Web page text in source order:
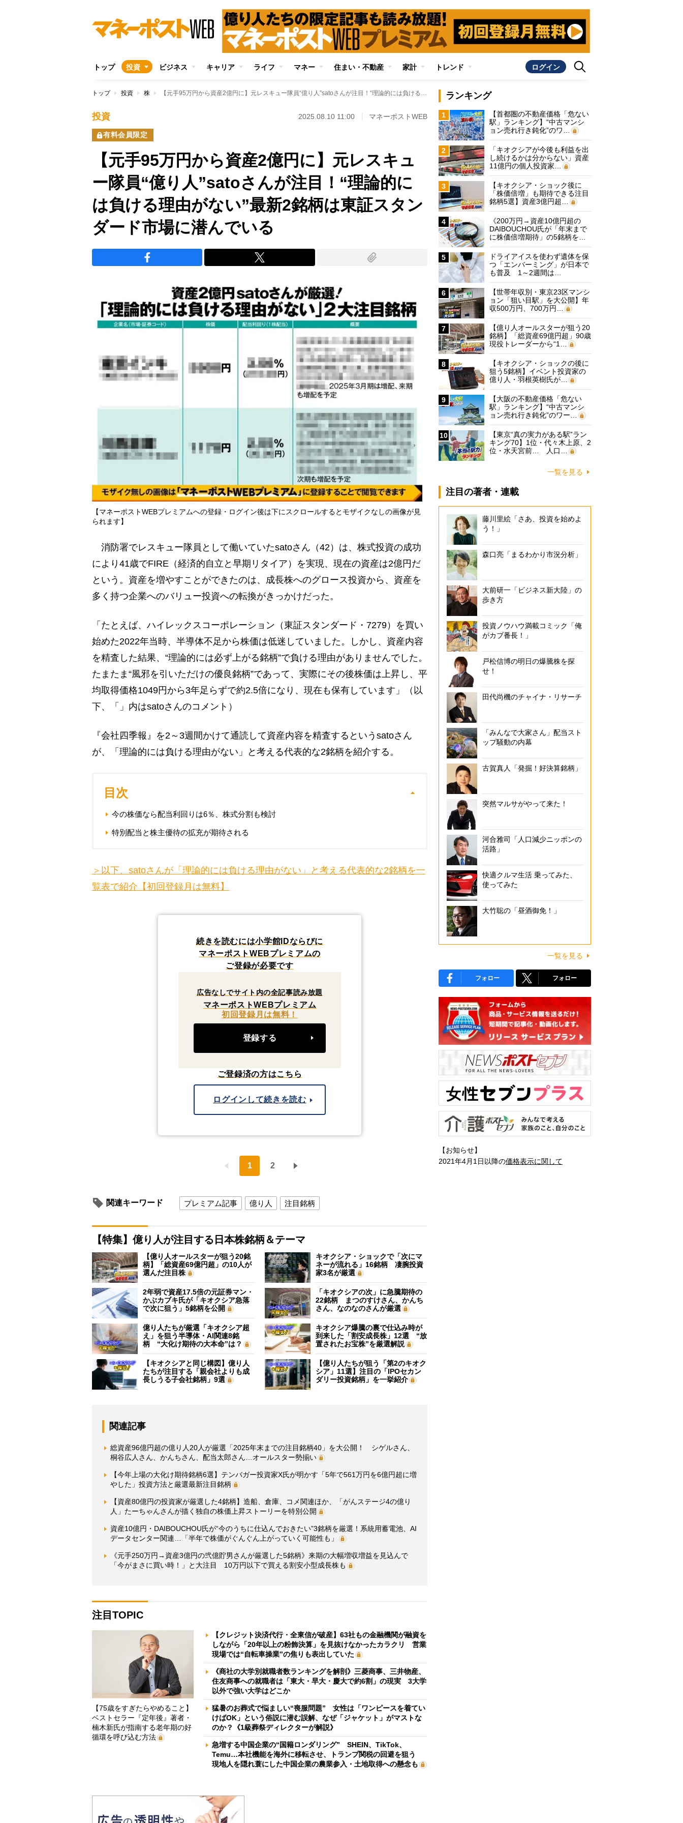
トップ 投資 ビジネス キャリア ライフ マネー 住まい・不動産 家計 トレンド ログイン
トップ 投資 株 【元手95万円から資産2億円に】元レスキュー隊員“億り人”satoさんが注目！“理論的には負ける理由がない”最新2銘柄は東証スタンダード市場に潜んでいる
投資 2025.08.10 11:00 マネーポストWEB
有料会員限定
【元手95万円から資産2億円に】元レスキュ
ー隊員“億り人”satoさんが注目！“理論的に
は負ける理由がない”最新2銘柄は東証スタン
ダード市場に潜んでいる
【マネーポストWEBプレミアムへの登録・ログイン後は下にスクロールするとモザイクなしの画像が見
られます】
消防署でレスキュー隊員として働いていたsatoさん（42）は、株式投資の成功
により41歳でFIRE（経済的自立と早期リタイア）を実現、現在の資産は2億円だ
という。資産を増やすことができたのは、成長株へのグロース投資から、資産を
多く持つ企業へのバリュー投資への転換がきっかけだった。
「たとえば、ハイレックスコーポレーション（東証スタンダード・7279）を買い
始めた2022年当時、半導体不足から株価は低迷していました。しかし、資産内容
を精査した結果、“理論的には必ず上がる銘柄”で負ける理由がありませんでした。
たまたま“風邪を引いただけの優良銘柄”であって、実際にその後株価は上昇し、平
均取得価格1049円から3年足らずで約2.5倍になり、現在も保有しています」（以
下、「」内はsatoさんのコメント）
『会社四季報』を2～3週間かけて通読して資産内容を精査するというsatoさん
が、「理論的には負ける理由がない」と考える代表的な2銘柄を紹介する。
目次
今の株価なら配当利回りは6％、株式分割も検討
特別配当と株主優待の拡充が期待される
＞以下、satoさんが「理論的には負ける理由がない」と考える代表的な2銘柄を一
覧表で紹介【初回登録月は無料】
続きを読むには小学館IDならびに
マネーポストWEBプレミアムの
ご登録が必要です
広告なしでサイト内の全記事読み放題
マネーポストWEBプレミアム
初回登録月は無料！
登録する
ご登録済の方はこちら
ログインして続きを読む
1 2
関連キーワード プレミアム記事 億り人 注目銘柄
【特集】億り人が注目する日本株銘柄＆テーマ
【億り人オールスターが狙う20銘
柄】「総資産69億円超」の10人が
選んだ注目株
キオクシア・ショックで「次にマ
ネーが流れる」16銘柄 凄腕投資
家3名が厳選
2年弱で資産17.5倍の元証券マン・
かぶカブキ氏が「キオクシア急落
で次に狙う」5銘柄を公開
「キオクシアの次」に急騰期待の
22銘柄 まつのすけさん、かんち
さん、なのなのさんが厳選
億り人たちが厳選「キオクシア超
え」を狙う半導体・AI関連8銘
柄 “大化け期待の大本命”は？
キオクシア爆騰の裏で仕込み時が
到来した「割安成長株」12選 “放
置されたお宝株”を厳選解説
【キオクシアと同じ構図】億り人
たちが注目する「親会社よりも成
長しうる子会社銘柄」9選
【億り人たちが狙う「第2のキオク
シア」11選】注目の「IPOセカン
ダリー投資銘柄」を一挙紹介
関連記事
総資産96億円超の億り人20人が厳選「2025年末までの注目銘柄40」を大公開！ シゲルさん、
桐谷広人さん、かんちさん、配当太郎さん…オールスター勢揃い
【今年上場の大化け期待銘柄6選】テンバガー投資家X氏が明かす「5年で561万円を6億円超に増
やした」投資方法と厳選最新注目銘柄
【資産80億円の投資家が厳選した4銘柄】造船、倉庫、コメ関連ほか、「がんステージ4の億り
人」たーちゃんさんが描く独自の株価上昇ストーリーを特別公開
資産10億円・DAIBOUCHOU氏が“今のうちに仕込んでおきたい”3銘柄を厳選！系統用蓄電池、AI
データセンター関連…「半年で株価がぐんぐん上がっていく可能性も」
《元手250万円→資産3億円の弐億貯男さんが厳選した5銘柄》来期の大幅増収増益を見込んで
「今がまさに買い時！」と大注目 10万円以下で買える割安小型成長株も
注目TOPIC
【75歳をすぎたらやめること】
ベストセラー『定年後』著者・
楠木新氏が指南する老年期の好
循環を呼び込む方法
【クレジット決済代行・全東信が破産】63社もの金融機関が融資を
しながら「20年以上の粉飾決算」を見抜けなかったカラクリ 営業
現場では“自転車操業”の焦りも表出していた
《商社の大学別就職者数ランキングを解剖》三菱商事、三井物産、
住友商事への就職者は「東大・早大・慶大で約6割」の現実 3大学
以外で強い大学はどこか
猛暑のお葬式で悩ましい“喪服問題” 女性は「ワンピースを着てい
けばOK」という俗説に潜む誤解、なぜ「ジャケット」がマストな
のか？《1級葬祭ディレクターが解説》
急増する中国企業の“国籍ロンダリング” SHEIN、TikTok、
Temu…本社機能を海外に移転させ、トランプ関税の回避を狙う
現地人を隠れ蓑にした中国企業の農業参入・土地取得への懸念も
ランキング
1
【首都圏の不動産価格「危ない
駅」ランキング】“中古マンシ
ョン売れ行き鈍化”のワ…
2
「キオクシアが今後も利益を出
し続けるかは分からない」資産
11億円の個人投資家…
3
【キオクシア・ショック後に
「株価倍増」も期待できる注目
銘柄5選】資産3億円超…
4
《200万円→資産10億円超の
DAIBOUCHOU氏が「年末まで
に株価倍増期待」の5銘柄を…
5
ドライアイスを使わず遺体を保
つ「エンバーミング」が日本で
も普及 1～2週間は…
6
【世帯年収別・東京23区マンシ
ョン「狙い目駅」を大公開】年
収500万円、700万円…
7
【億り人オールスターが狙う20
銘柄】「総資産69億円超」90歳
現役トレーダーから“1…
8
【キオクシア・ショックの後に
狙う5銘柄】イベント投資家の
億り人・羽根英樹氏が…
9
【大阪の不動産価格「危ない
駅」ランキング】“中古マンシ
ョン売れ行き鈍化”のワー…
10
【東京“真の実力がある駅”ラン
キング70】1位・代々木上原、2
位・水天宮前… 人口…
一覧を見る
注目の著者・連載
藤川里絵「さあ、投資を始めよ
う！」
森口亮「まるわかり市況分析」
大前研一「ビジネス新大陸」の
歩き方
投資ノウハウ満載コミック「俺
がカブ番長！」
戸松信博の明日の爆騰株を探
せ！
田代尚機のチャイナ・リサーチ
「みんなで大家さん」配当スト
ップ騒動の内幕
古賀真人「発掘！好決算銘柄」
突然マルサがやって来た！
河合雅司「人口減少ニッポンの
活路」
快適クルマ生活 乗ってみた、
使ってみた
大竹聡の「昼酒御免！」
一覧を見る
フォロー フォロー
【お知らせ】
2021年4月1日以降の価格表示に関して